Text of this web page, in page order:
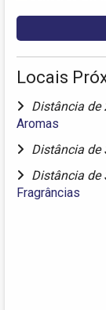
Locais
Distância de
Aromas
Distância de
Distância de
Fragrâncias